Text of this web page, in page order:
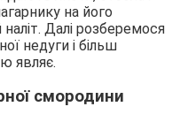
на його
Далі розберемося
недуги і більш
являє.
смородини